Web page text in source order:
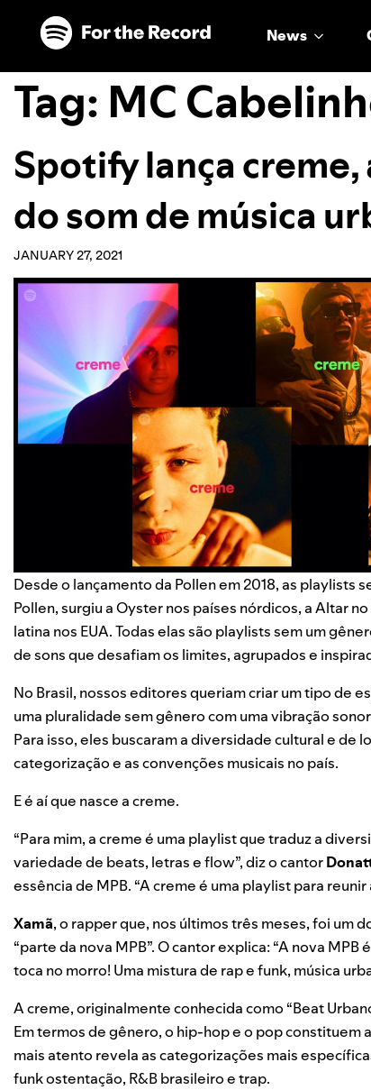
Skip to main content
Skip to footer
News
Tag: MC
Spotify lança
do som de música
JANUARY 27, 2021
Desde o lançamento da Pollenem 2018, as playlists
Pollen, surgiu aOysternos países nórdicos, aAltar
latina nos EUA. Todas elas são playlists sem um
de sons que desafiam os limites, agrupados e
No Brasil, nossos editores queriam criar um tipo de
uma pluralidade sem gênero com uma vibração
Para isso, eles buscaram a diversidade cultural e de
categorização e as convenções musicais no país.
E é aí que nasce acreme.
“Para mim, a creme é uma playlist que traduz a
variedade de beats, letras e flow”, diz o cantor
essência de MPB. “A creme é uma playlist para
Xamã, o rapper que, nos últimos três meses, foi um
“parte da nova MPB”. O cantor explica: “A nova MPB
toca no morro! Uma mistura de rap e funk, música
A creme, originalmente conhecida como “Beat
Em termos de gênero, o hip-hop e o pop constituem
mais atento revela as categorizações mais
funk ostentação, R&B brasileiro e trap.